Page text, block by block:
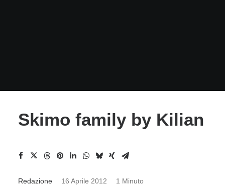
Skimo family by Kilian
Redazione 16 Aprile 2012 1 Minuto